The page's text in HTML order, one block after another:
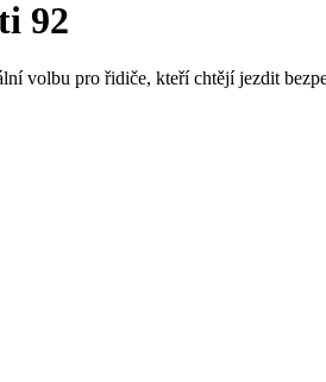
92
volbu pro řidiče, kteří chtějí jezdit